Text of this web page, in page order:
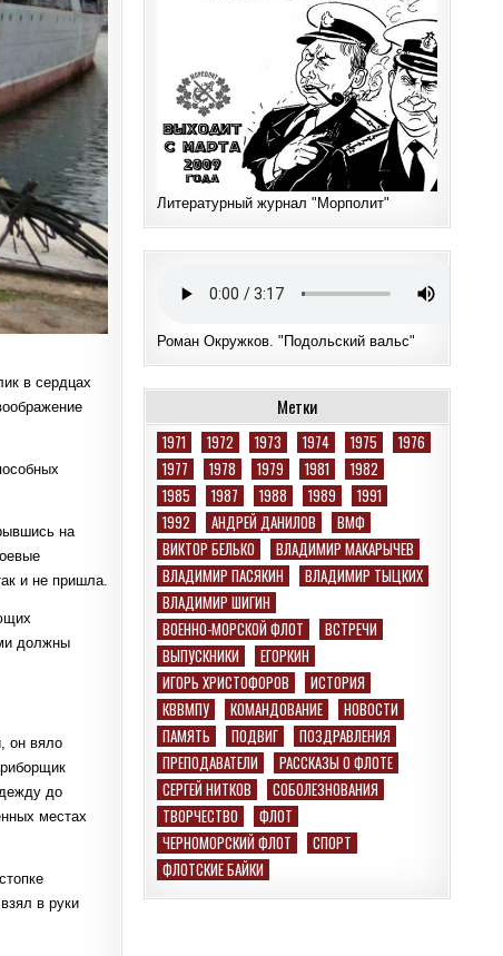
в сердцах
на
и не пришла.
должны
он вяло
до
местах
в руки
Литературный журнал "Морполит"
Роман Окружков. "Подольский вальс"
Метки
1971 1972 1973 1974 1975
1976
1977
1978 1979 1981
1982
1985
1987 1988 1989
1991
1992
АНДРЕЙ ДАНИЛОВ
ВМФ
ВИКТОР БЕЛЬКО
ВЛАДИМИР МАКАРЫЧЕВ
ВЛАДИМИР ПАСЯКИН
ВЛАДИМИР ТЫЦКИХ
ВЛАДИМИР ШИГИН
ВОЕННО-МОРСКОЙ ФЛОТ
ВСТРЕЧИ
ВЫПУСКНИКИ
ЕГОРКИН
ИГОРЬ ХРИСТОФОРОВ
ИСТОРИЯ
КВВМПУ
КОМАНДОВАНИЕ
НОВОСТИ
ПАМЯТЬ
ПОДВИГ
ПОЗДРАВЛЕНИЯ
ПРЕПОДАВАТЕЛИ
РАССКАЗЫ О ФЛОТЕ
СЕРГЕЙ НИТКОВ
СОБОЛЕЗНОВАНИЯ
ТВОРЧЕСТВО
ФЛОТ
ЧЕРНОМОРСКИЙ ФЛОТ
СПОРТ
ФЛОТСКИЕ БАЙКИ